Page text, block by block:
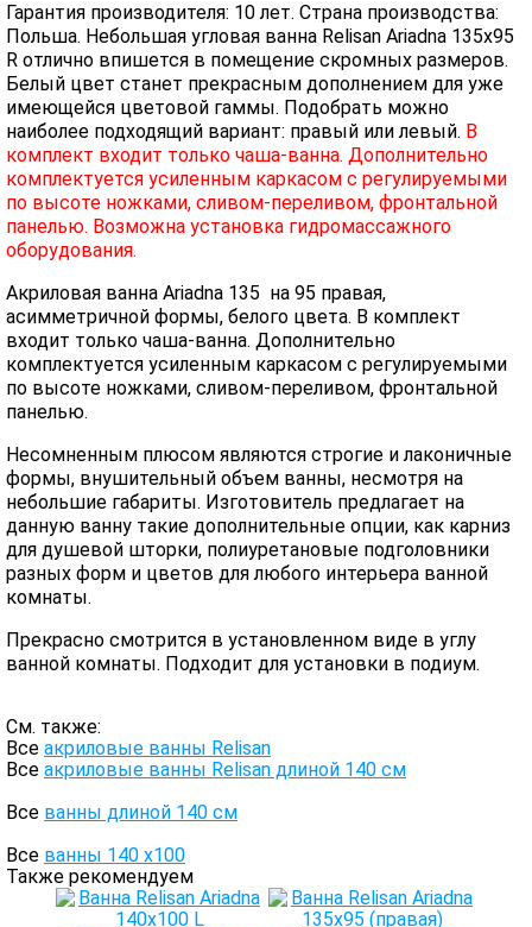
Гарантия производителя: 10 лет. Страна производства:
Польша. Небольшая угловая ванна Relisan Ariadna 135x95
R отлично впишется в помещение скромных размеров.
Белый цвет станет прекрасным дополнением для уже
имеющейся цветовой гаммы. Подобрать можно
наиболее подходящий вариант: правый или левый. В
комплект входит только чаша-ванна. Дополнительно
комплектуется усиленным каркасом с регулируемыми
по высоте ножками, сливом-переливом, фронтальной
панелью. Возможна установка гидромассажного
оборудования.
Акриловая ванна Ariadna 135 на 95 правая,
асимметричной формы, белого цвета. В комплект
входит только чаша-ванна. Дополнительно
комплектуется усиленным каркасом с регулируемыми
по высоте ножками, сливом-переливом, фронтальной
панелью.
Несомненным плюсом являются строгие и лаконичные
формы, внушительный объем ванны, несмотря на
небольшие габариты. Изготовитель предлагает на
данную ванну такие дополнительные опции, как карниз
для душевой шторки, полиуретановые подголовники
разных форм и цветов для любого интерьера ванной
комнаты.
Прекрасно смотрится в установленном виде в углу
ванной комнаты. Подходит для установки в подиум.
См. также:
Все акриловые ванны Relisan
Все акриловые ванны Relisan длиной 140 см
Все ванны длиной 140 см
Все ванны 140 х100
Также рекомендуем